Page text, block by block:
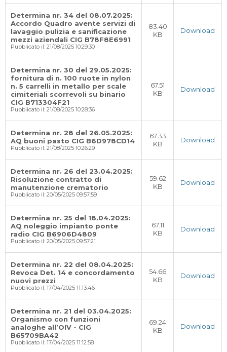
Determina nr. 34 del 08.07.2025:
Accordo Quadro avente servizi di
lavaggio pulizia e sanificazione
mezzi aziendali CIG B78F8E6991
Pubblicato il: 21/08/2025 10:29:30
83.40
KB
Download
Determina nr. 30 del 29.05.2025:
fornitura di n. 100 ruote in nylon
n. 5 carrelli in metallo per scale
cimiteriali scorrevoli su binario
CIG B713304F21
Pubblicato il: 21/08/2025 10:28:36
67.51
KB
Download
Determina nr. 28 del 26.05.2025:
AQ buoni pasto CIG B6D978CD14
Pubblicato il: 21/08/2025 10:26:29
67.33
KB
Download
Determina nr. 26 del 23.04.2025:
Risoluzione contratto di
manutenzione crematorio
Pubblicato il: 20/05/2025 09:57:59
59.62
KB
Download
Determina nr. 25 del 18.04.2025:
AQ noleggio impianto ponte
radio CIG B6906D4809
Pubblicato il: 20/05/2025 09:57:21
67.11
KB
Download
Determina nr. 22 del 08.04.2025:
Revoca Det. 14 e concordamento
nuovi prezzi
Pubblicato il: 17/04/2025 11:13:46
54.66
KB
Download
Determina nr. 21 del 03.04.2025:
Organismo con funzioni
analoghe all’OIV - CIG
B65709BA42
Pubblicato il: 17/04/2025 11:12:58
69.24
KB
Download